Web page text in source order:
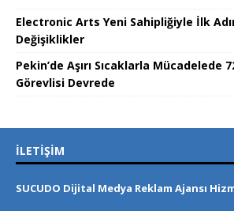
Electronic Arts Yeni Sahipliğiyle İlk
Değişiklikler
Pekin’de Aşırı Sıcaklarla Mücadelede
Görevlisi Devrede
İLETIŞIM
SUCUDO Dijital Medya Reklam Ajansı